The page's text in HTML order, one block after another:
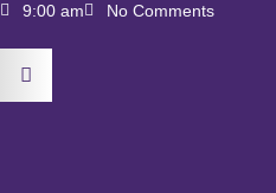
9:00 am No Comments